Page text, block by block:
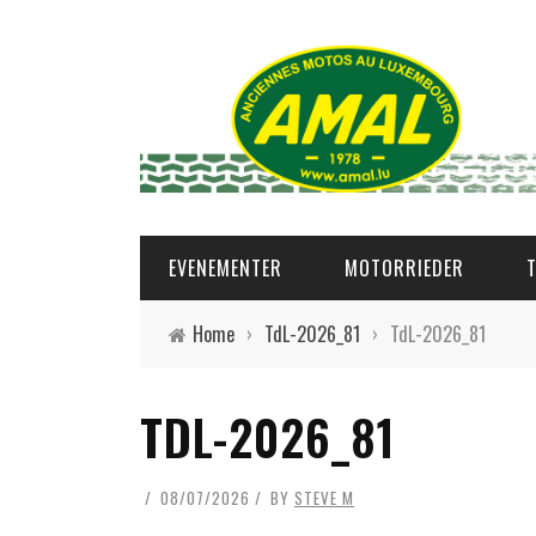
EVENEMENTER MOTORRIEDER
Home › TdL-2026_81 › TdL-2026_81
TDL-2026_81
08/07/2026 BY STEVE M